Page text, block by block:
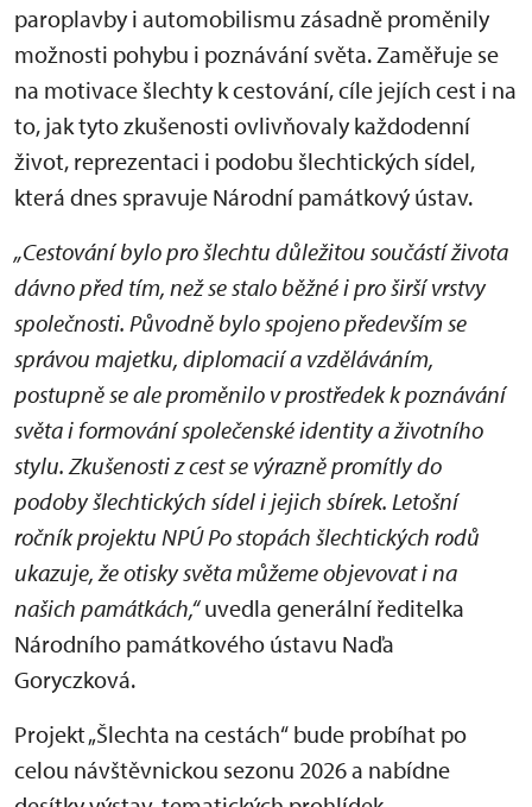
paroplavby i automobilismu zásadně proměnily
možnosti pohybu i poznávání světa. Zaměřuje se
na motivace šlechty k cestování, cíle jejích cest i na
to, jak tyto zkušenosti ovlivňovaly každodenní
život, reprezentaci i podobu šlechtických sídel,
která dnes spravuje Národní památkový ústav.
„Cestování bylo pro šlechtu důležitou součástí života
dávno před tím, než se stalo běžné i pro širší vrstvy
společnosti. Původně bylo spojeno především se
správou majetku, diplomacií a vzděláváním,
postupně se ale proměnilo v prostředek k poznávání
světa i formování společenské identity a životního
stylu. Zkušenosti z cest se výrazně promítly do
podoby šlechtických sídel i jejich sbírek. Letošní
ročník projektu NPÚ Po stopách šlechtických rodů
ukazuje, že otisky světa můžeme objevovat i na
našich památkách,“uvedla generální ředitelka
Národního památkového ústavu Naďa
Goryczková.
Projekt „Šlechta na cestách“ bude probíhat po
celou návštěvnickou sezonu 2026 a nabídne